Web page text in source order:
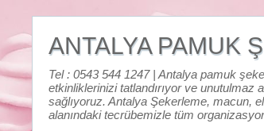
ANTALYA PAMUK
Tel : 0543 544 1247 | Antalya pamuk
etkinliklerinizi tatlandırıyor ve unutulmaz
sağlıyoruz. Antalya Şekerleme, macun,
alanındaki tecrübemizle tüm